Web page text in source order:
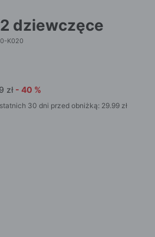
dziewczęce
K020
zł - 40 %
30 dni przed obniżką: 29.99 zł